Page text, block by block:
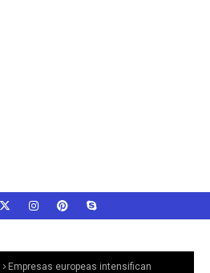
Empresas europeas intensifican